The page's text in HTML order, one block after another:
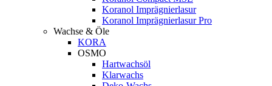
Koranol Imprägnierlasur
Koranol Imprägnierlasur Pro
Wachse & Öle
KORA
OSMO
Hartwachsöl
Klarwachs